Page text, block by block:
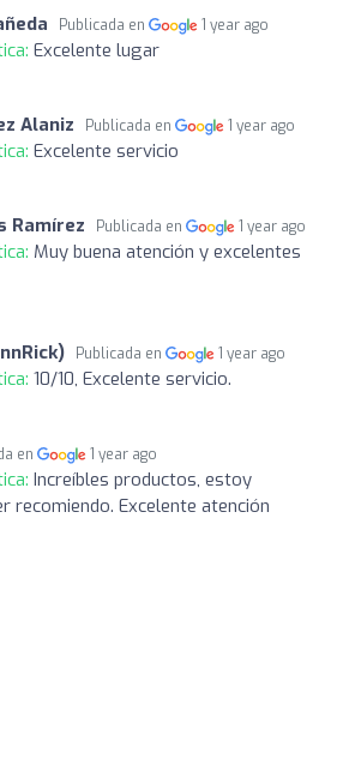
Publicada en 1 year ago
Excelente lugar
Alaniz Publicada en 1 year ago
Excelente servicio
Ramírez Publicada en 1 year ago
Muy buena atención y excelentes
Publicada en 1 year ago
10/10, Excelente servicio.
en 1 year ago
Increíbles productos, estoy
recomiendo. Excelente atención